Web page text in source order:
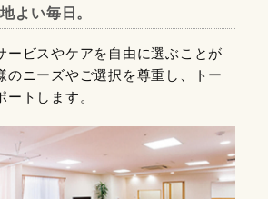
よい毎日。
ービスやケアを自由に選ぶことが
のニーズやご選択を尊重し、トー
ートします。